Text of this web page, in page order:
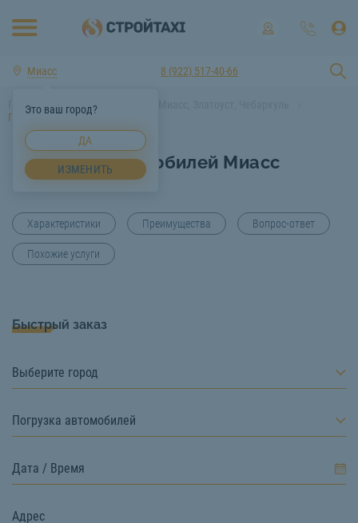
Миасс
Это ваш город?
ДА
ИЗМЕНИТЬ
8 (922) 517-40-66
Главная
Услуги спецтехники Миасс, Златоуст, Чебаркуль
Погрузка автомобилей Миасс
Погрузка автомобилей Миасс
Характеристики Преимущества Вопрос-ответ
Похожие услуги
Быстрый заказ
Выберите город
Погрузка автомобилей